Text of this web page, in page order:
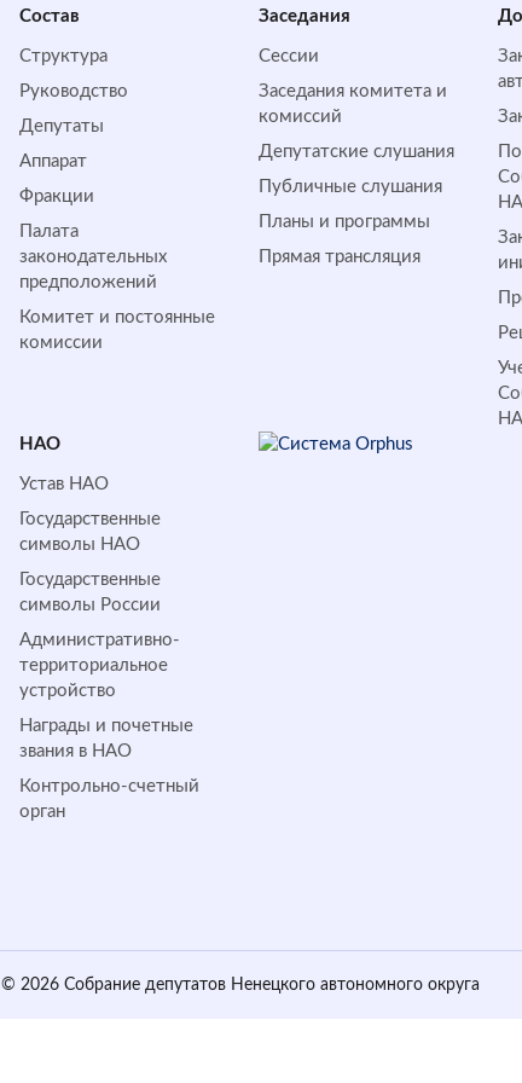
Состав
Структура
Руководство
Депутаты
Аппарат
Фракции
Палата
законодательных
предположений
Комитет и постоянные
комиссии
Заседания
Сессии
Заседания комитета и
комиссий
Депутатские слушания
Публичные слушания
Планы и программы
Прямая трансляция
НАО
Устав НАО
Государственные
символы НАО
Государственные
символы России
Административно-
территориальное
устройство
Награды и почетные
звания в НАО
Контрольно-счетный
орган
© 2026 Собрание депутатов Ненецкого автономного округа